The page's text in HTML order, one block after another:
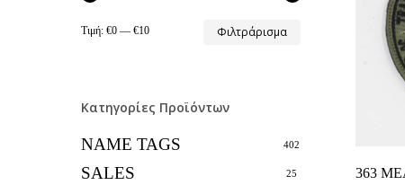
Φιλτράρισμα
Τιμή: €0 — €10
Κατηγορίες Προϊόντων
NAME TAGS 402
SALES 25
363